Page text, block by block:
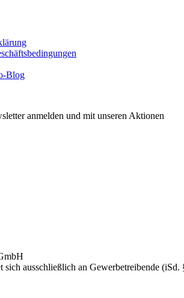
Blog
anmelden und mit unseren Aktionen
sich ausschließlich an Gewerbetreibende (iSd.